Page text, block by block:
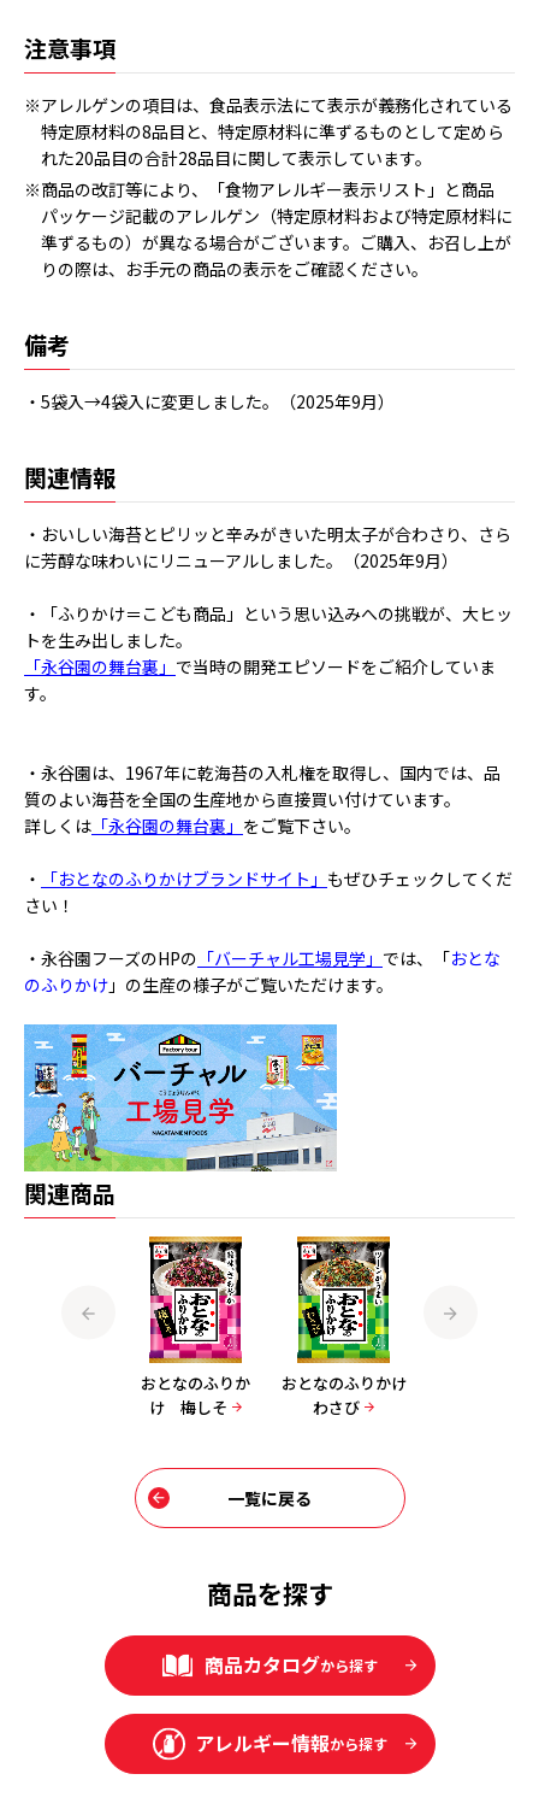
注意事項
※アレルゲンの項目は、食品表示法にて表示が義務化されている
特定原材料の8品目と、特定原材料に準ずるものとして定めら
れた20品目の合計28品目に関して表示しています。
※商品の改訂等により、「食物アレルギー表示リスト」と商品
パッケージ記載のアレルゲン（特定原材料および特定原材料に
準ずるもの）が異なる場合がございます。ご購入、お召し上が
りの際は、お手元の商品の表示をご確認ください。
備考
・5袋入→4袋入に変更しました。（2025年9月）
関連情報
・おいしい海苔とピリッと辛みがきいた明太子が合わさり、さら
に芳醇な味わいにリニューアルしました。（2025年9月）
・「ふりかけ＝こども商品」という思い込みへの挑戦が、大ヒッ
トを生み出しました。
「永谷園の舞台裏」 で当時の開発エピソードをご紹介していま
す。
・永谷園は、1967年に乾海苔の入札権を取得し、国内では、品
質のよい海苔を全国の生産地から直接買い付けています。
詳しくは 「永谷園の舞台裏」 をご覧下さい。
・ 「おとなのふりかけブランドサイト」 もぜひチェックしてくだ
さい！
・永谷園フーズのHPの 「バーチャル工場見学」 では、「おとな
のふりかけ 」の生産の様子がご覧いただけます。
関連商品
おとなのふりか
け 梅しそ
おとなのふりかけ
わさび
一覧に戻る
商品を探す
商品カタログから探す
アレルギー情報から探す